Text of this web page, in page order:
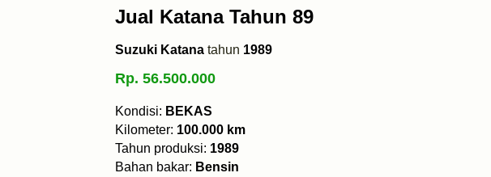
Jual Katana Tahun 89
Suzuki Katana tahun 1989
Rp. 56.500.000
Kondisi: BEKAS
Kilometer: 100.000 km
Tahun produksi: 1989
Bahan bakar: Bensin